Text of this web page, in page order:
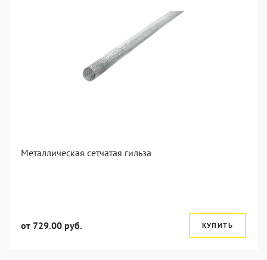
Металлическая сетчатая гильза
от 729.00 руб. КУПИТЬ